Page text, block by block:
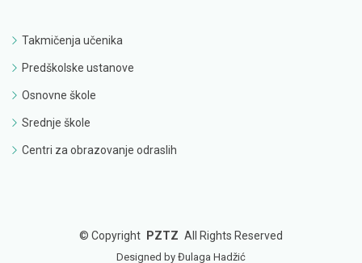
Takmičenja učenika
Predškolske ustanove
Osnovne škole
Srednje škole
Centri za obrazovanje odraslih
© Copyright PZTZ All Rights Reserved
Designed by Đulaga Hadžić